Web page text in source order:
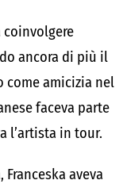
coinvolgere
ancora di più il
come amicizia nel
faceva parte
l’artista in tour.
aveva